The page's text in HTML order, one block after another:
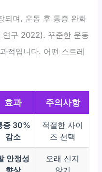
되며, 운동 후 통증 완화
연구 2022). 꾸준한 운동
적입니다. 어떤 스트레
효과 주의사항
증 30%
감소
적절한 사이
즈 선택
안정성
향상
오래 신지
않기